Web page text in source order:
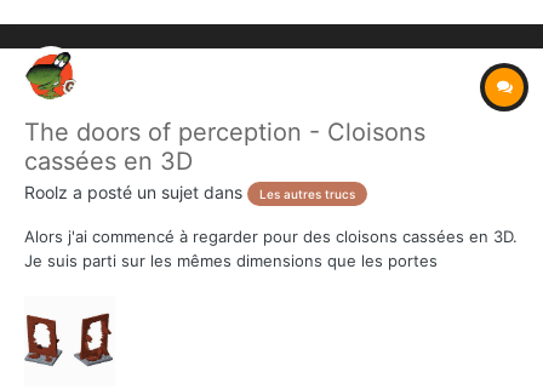
The doors of perception - Cloisons
cassées en 3D
Roolz a posté un sujet dans Les autres trucs
Alors j'ai commencé à regarder pour des cloisons cassées en 3D.
Je suis parti sur les mêmes dimensions que les portes
un 1er jet : J'aime bien, mais à cause du volume des pièces, le
coût revient à environ 7$/€ la pièc...